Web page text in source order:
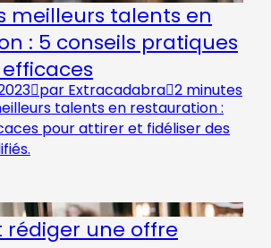
meilleurs talents en
: 5 conseils pratiques
par Extracadabra 2 minutes
talents en restauration :
pour attirer et fidéliser des
une offre